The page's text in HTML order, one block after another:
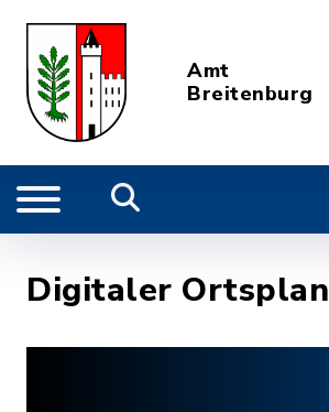
Amt
Breitenburg
Digitaler Ortsplan